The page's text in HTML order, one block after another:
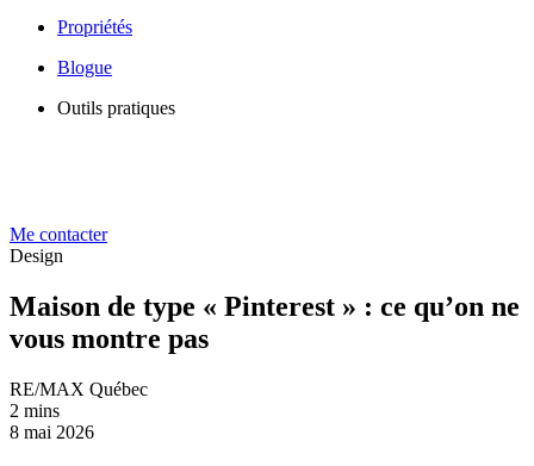
Propriétés
Blogue
Outils pratiques
Me contacter
Design
Maison de type « Pinterest » : ce qu’on ne
vous montre pas
RE/MAX Québec
2 mins
8 mai 2026